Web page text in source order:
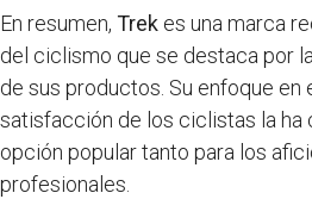
En resumen, Trek es una marca
del ciclismo que se destaca por
de sus productos. Su enfoque en
satisfacción de los ciclistas la ha
opción popular tanto para los
profesionales.